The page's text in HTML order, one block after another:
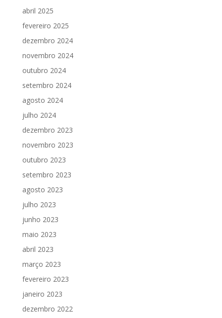
abril 2025
fevereiro 2025
dezembro 2024
novembro 2024
outubro 2024
setembro 2024
agosto 2024
julho 2024
dezembro 2023
novembro 2023
outubro 2023
setembro 2023
agosto 2023
julho 2023
junho 2023
maio 2023
abril 2023
março 2023
fevereiro 2023
janeiro 2023
dezembro 2022